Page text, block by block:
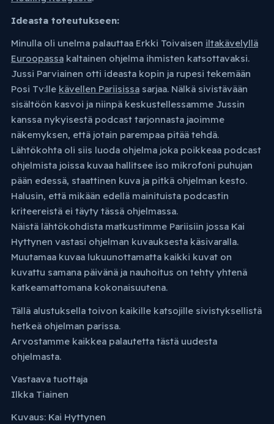
Ideasta toteutukseen:
Minulla oli unelma palauttaa Erkki Toivaisen iltakävelyllä
Euroopassakaltainen ohjelma ihmisten katsottavaksi.
Jussi Parviainen otti ideasta kopin ja rupesi tekemään
Posi Tv:lle kävellen Pariisissasarjaa. Nälkä sivistävään
sisältöön kasvoi ja niinpä keskustellessamme Jussin
kanssa nykyisestä podcast tarjonnasta jaoimme
näkemyksen, että jotain parempaa pitää tehdä.
Lähtökohta oli siis luoda ohjelma joka poikkeaa podcast
ohjelmista joissa kuvaa hallitsee iso mikrofoni puhujan
pään edessä, staattinen kuva ja pitkä ohjelman kesto.
Halusin, että mikään edellä mainituista podcastin
kriteereistä ei täyty tässä ohjelmassa.
Näistä lähtökohdista matkustimme Pariisiin jossa Kai
Hyttynen vastasi ohjelman kuvauksesta käsivaralla.
Muutamaa kuvaa lukuunottamatta kaikki kuvat on
kuvattu samana päivänä ja nauhoitus on tehty yhtenä
katkeamattomana kokonaisuutena.
Tällä alustuksella toivon kaikille katsojille sivistyksellistä
hetkeä ohjelman parissa.
Arvostamme kaikkea palautetta tästä uudesta
ohjelmasta.
Vastaava tuottaja
Ilkka Tiainen
Kuvaus: Kai Hyttynen